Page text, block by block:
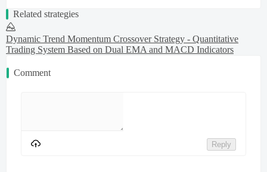
Related strategies
Dynamic Trend Momentum Crossover Strategy - Quantitative
Trading System Based on Dual EMA and MACD Indicators
Comment
Reply